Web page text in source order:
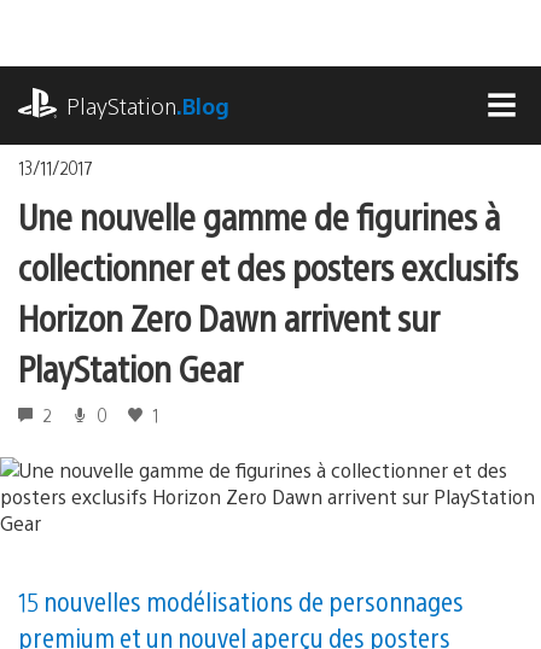
contenu
PlayStation.Blog
13/11/2017
Une nouvelle gamme de figurines à
collectionner et des posters exclusifs
Horizon Zero Dawn arrivent sur
PlayStation Gear
2 0 1
15 nouvelles modélisations de personnages
premium et un nouvel aperçu des posters